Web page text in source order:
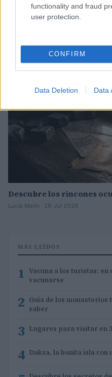
functionality and fraud
user protection.
CONFIRM
Data Deletion Data
Descubre los secretos de
curiosidades y mini rutas
CURIOSIDADES
Descubre los rincones
Lucía Marín · 28 Jul 2026
MÁS LEÍDOS
1 Vacuna a los turistas: en
vacunarse
2 Guía de los monasterios
saber
3 Lugares para visitar en
4 Daksa, la bonita isla